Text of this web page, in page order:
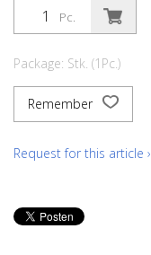
Pc.
Package: Stk. (1Pc.)
Remember
Request for this article ›